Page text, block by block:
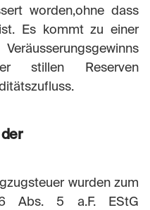
worden,ohne dass
Es kommt zu einer
stillen Reserven
wurden zum
Abs. 5 a.F. EStG